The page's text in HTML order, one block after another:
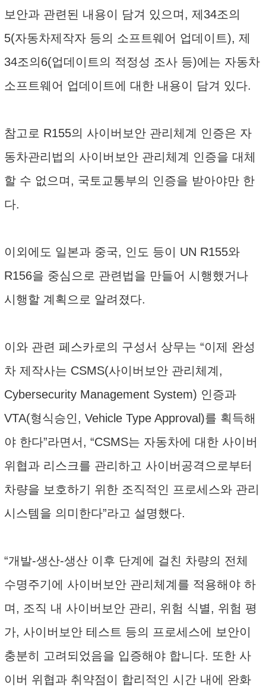
보안과 관련된 내용이 담겨 있으며, 제34조의
5(자동차제작자 등의 소프트웨어 업데이트), 제
34조의6(업데이트의 적정성 조사 등)에는 자동차
소프트웨어 업데이트에 대한 내용이 담겨 있다.
참고로 R155의 사이버보안 관리체계 인증은 자
동차관리법의 사이버보안 관리체계 인증을 대체
할 수 없으며, 국토교통부의 인증을 받아야만 한
다.
이외에도 일본과 중국, 인도 등이 UN R155와
R156을 중심으로 관련법을 만들어 시행했거나
시행할 계획으로 알려졌다.
이와 관련 페스카로의 구성서 상무는 “이제 완성
차 제작사는 CSMS(사이버보안 관리체계,
Cybersecurity Management System) 인증과
VTA(형식승인, Vehicle Type Approval)를 획득해
야 한다”라면서, “CSMS는 자동차에 대한 사이버
위협과 리스크를 관리하고 사이버공격으로부터
차량을 보호하기 위한 조직적인 프로세스와 관리
시스템을 의미한다”라고 설명했다.
“개발-생산-생산 이후 단계에 걸친 차량의 전체
수명주기에 사이버보안 관리체계를 적용해야 하
며, 조직 내 사이버보안 관리, 위험 식별, 위험 평
가, 사이버보안 테스트 등의 프로세스에 보안이
충분히 고려되었음을 입증해야 합니다. 또한 사
이버 위협과 취약점이 합리적인 시간 내에 완화